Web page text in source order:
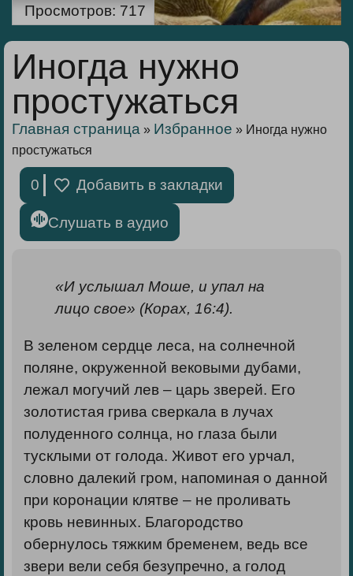
Просмотров: 717
Иногда нужно
простужаться
Главная страница » Избранное » Иногда нужно
простужаться
0 Добавить в закладки
Слушать в аудио
«И услышал Моше, и упал на
лицо свое» (Корах, 16:4).
В зеленом сердце леса, на солнечной
поляне, окруженной вековыми дубами,
лежал могучий лев – царь зверей. Его
золотистая грива сверкала в лучах
полуденного солнца, но глаза были
тусклыми от голода. Живот его урчал,
словно далекий гром, напоминая о данной
при коронации клятве – не проливать
кровь невинных. Благородство
обернулось тяжким бременем, ведь все
звери вели себя безупречно, а голод